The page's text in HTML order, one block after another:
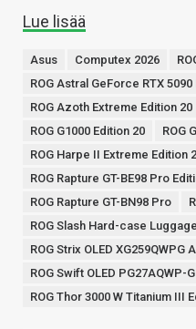
Lue lisää
Asus Computex 2026
ROG Astral GeForce RTX 5090
ROG Azoth Extreme Edition 20
ROG G1000 Edition 20
ROG
ROG Harpe II Extreme Edition
ROG Rapture GT-BE98 Pro
ROG Rapture GT-BN98 Pro
ROG Slash Hard-case
ROG Strix OLED XG259QWPG
ROG Swift OLED PG27AQWP-
ROG Thor 3000 W Titanium III